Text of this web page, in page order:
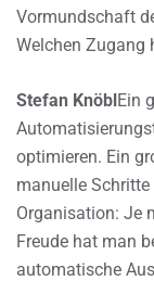
Vormundschaft
Welchen Zugang
Stefan KnöblEin
optimieren. Ein
manuelle
Organisation: Je
Freude hat man
automatische